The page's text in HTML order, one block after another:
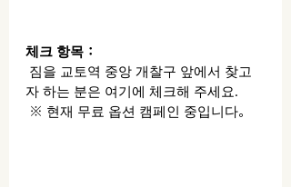
체크 항목：
자 하는 분은 여기에 체크해 주세요.
※ 현재 무료 옵션 캠페인 중입니다。